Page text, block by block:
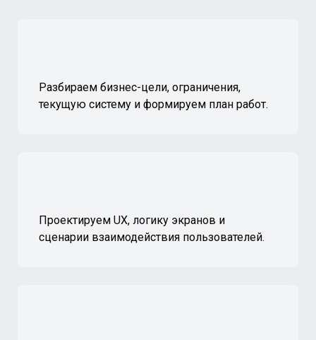
Разбираем бизнес-цели, ограничения,
текущую систему и формируем план работ.
Проектируем UX, логику экранов и
сценарии взаимодействия пользователей.